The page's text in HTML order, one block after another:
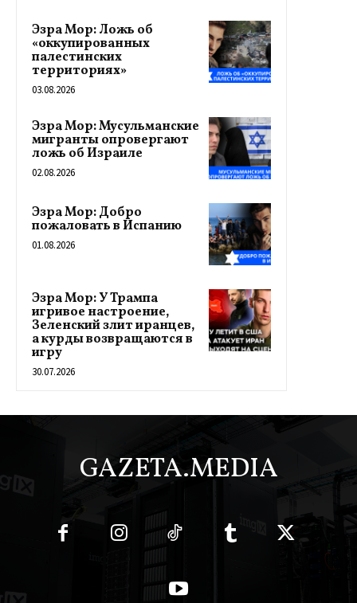
Эзра Мор: Ложь об
«оккупированных
палестинских
территориях»
03.08.2026
Эзра Мор: Мусульманские
мигранты опровергают
ложь об Израиле
02.08.2026
Эзра Мор: Добро
пожаловать в Испанию
01.08.2026
Эзра Мор: У Трампа
игривое настроение,
Зеленский злит иранцев,
а курды возвращаются в
игру
30.07.2026
GAZETA.MEDIA